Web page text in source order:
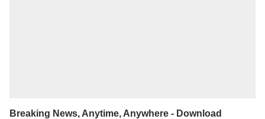
Breaking News, Anytime, Anywhere - Download